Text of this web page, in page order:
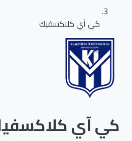
كي آي كلاكسفيك
كي آي كلاكسفيك